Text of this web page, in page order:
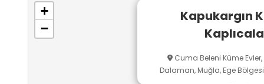
bulabilmektedir. Tesis, Dalaman ilçe merkezi
çevresinden karayolu ile kısa sürede
Kapukargın
Cuma Beleni Küme
Dalaman, Muğla, Ege
+
−